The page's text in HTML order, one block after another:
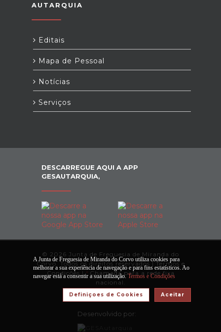
AUTARQUIA
Editais
Mapa de Pessoal
Notícias
Serviços
DESCARREGUE AQUI A APP
GESAUTARQUIA,
© 2026 Junta de Freguesia de Miranda do
Corvo. Todos os direitos reservados |Termos e
Condições |* Chamada para a rede fixa
nacional.
Desenvolvido por:
A Junta de Freguesia de Miranda do Corvo utiliza cookies para
melhorar a sua experiência de navegação e para fins estatísticos. Ao
navegar está a consentir a sua utilização.Termos e Condições
Aceitar
Definiçoes de Cookies